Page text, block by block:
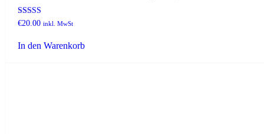
Bewertet
von 5
€20.00 inkl. MwSt
In den Warenkorb